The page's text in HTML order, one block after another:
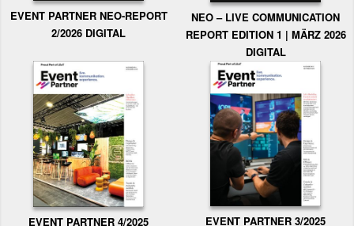
EVENT PARTNER NEO-REPORT
2/2026 DIGITAL
NEO – LIVE COMMUNICATION
REPORT EDITION 1 | MÄRZ 2026
DIGITAL
EVENT PARTNER 4/2025 EVENT PARTNER 3/2025